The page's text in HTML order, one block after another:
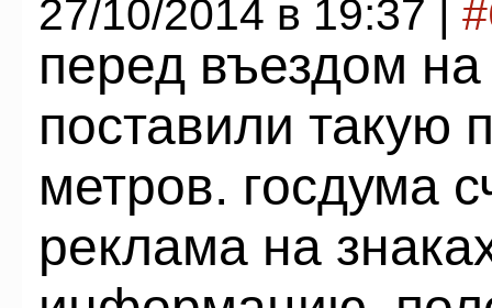
27/10/2014 в 19:37 |
перед въездом
поставили такую
метров. госдума
реклама на